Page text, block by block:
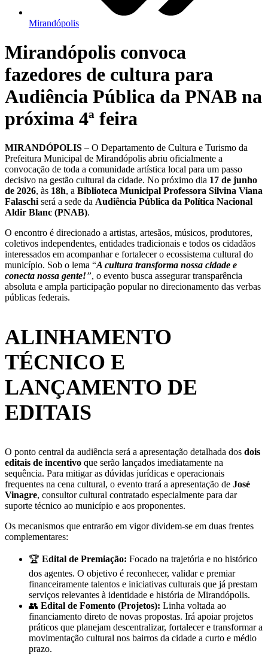
Mirandópolis
Mirandópolis convoca
fazedores de cultura para
Audiência Pública da PNAB na
próxima 4ª feira
MIRANDÓPOLIS – O Departamento de Cultura e Turismo da
Prefeitura Municipal de Mirandópolis abriu oficialmente a
convocação de toda a comunidade artística local para um passo
decisivo na gestão cultural da cidade. No próximo dia 17 de junho
de 2026, às 18h, a Biblioteca Municipal Professora Silvina Viana
Falaschiserá a sede da Audiência Pública da Política Nacional
Aldir Blanc (PNAB).
O encontro é direcionado a artistas, artesãos, músicos, produtores,
coletivos independentes, entidades tradicionais e todos os cidadãos
interessados em acompanhar e fortalecer o ecossistema cultural do
município. Sob o lema “A cultura transforma nossa cidade e
conecta nossa gente!”, o evento busca assegurar transparência
absoluta e ampla participação popular no direcionamento das verbas
públicas federais.
ALINHAMENTO
TÉCNICO E
LANÇAMENTO DE
EDITAIS
O ponto central da audiência será a apresentação detalhada dos dois
editais de incentivo que serão lançados imediatamente na
sequência. Para mitigar as dúvidas jurídicas e operacionais
frequentes na cena cultural, o evento trará a apresentação de José
Vinagre, consultor cultural contratado especialmente para dar
suporte técnico ao município e aos proponentes.
Os mecanismos que entrarão em vigor dividem-se em duas frentes
complementares:
🏆 Edital de Premiação: Focado na trajetória e no histórico
dos agentes. O objetivo é reconhecer, validar e premiar
financeiramente talentos e iniciativas culturais que já prestam
serviços relevantes à identidade e história de Mirandópolis.
👥 Edital de Fomento (Projetos): Linha voltada ao
financiamento direto de novas propostas. Irá apoiar projetos
práticos que planejam descentralizar, fortalecer e transformar a
movimentação cultural nos bairros da cidade a curto e médio
prazo.